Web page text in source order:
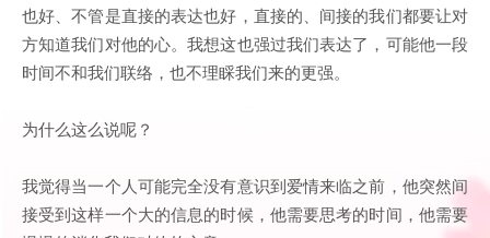
也好、不管是直接的表达也好，直接的、间接的我们都要让对
方知道我们对他的心。我想这也强过我们表达了，可能他一段
时间不和我们联络，也不理睬我们来的更强。
为什么这么说呢？
我觉得当一个人可能完全没有意识到爱情来临之前，他突然间
接受到这样一个大的信息的时候，他需要思考的时间，他需要